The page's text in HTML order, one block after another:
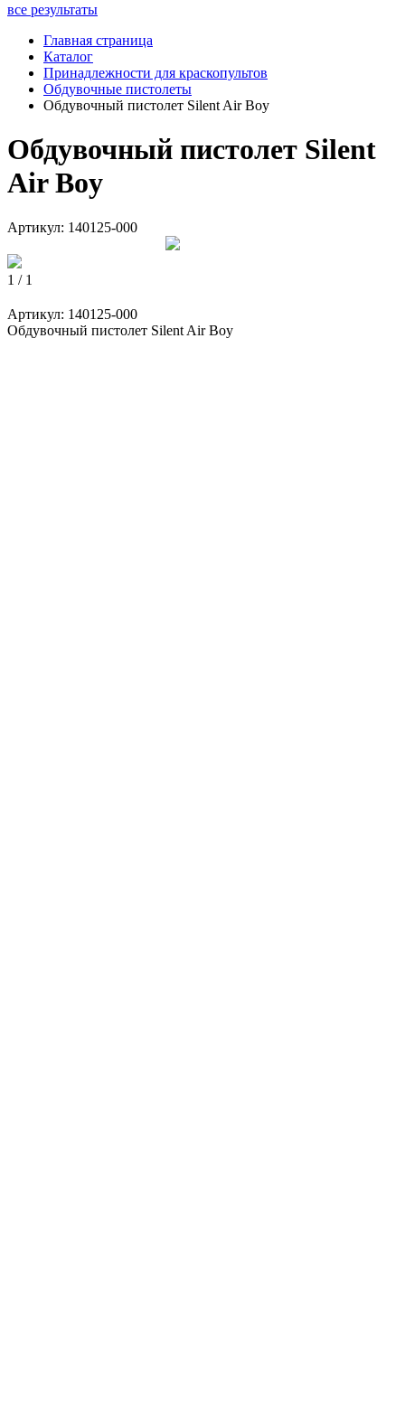
все результаты
Главная страница
Каталог
Принадлежности для краскопультов
Обдувочные пистолеты
Обдувочный пистолет Silent Air Boy
Обдувочный пистолет Silent
Air Boy
Артикул: 140125-000
1 / 1
Артикул: 140125-000
Обдувочный пистолет Silent Air Boy